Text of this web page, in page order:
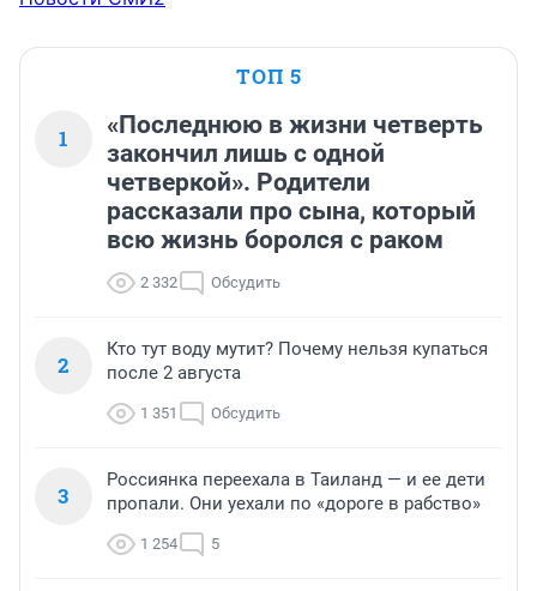
ТОП 5
1
«Последнюю в жизни четверть
закончил лишь с одной
четверкой». Родители
рассказали про сына, который
всю жизнь боролся с раком
2 332 Обсудить
2
Кто тут воду мутит? Почему нельзя купаться
после 2 августа
1 351 Обсудить
3
Россиянка переехала в Таиланд — и ее дети
пропали. Они уехали по «дороге в рабство»
1 254 5